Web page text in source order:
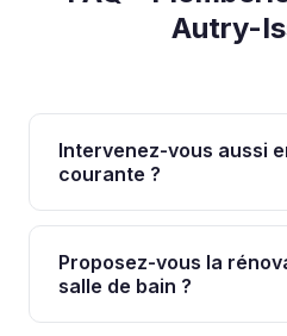
Autry-
Intervenez-vous aussi
courante ?
Oui, EURO-SANICHAUFF
qualifié. Robinet qui fuit,
en panne, joint à remplacer
Proposez-vous la
salle de bain ?